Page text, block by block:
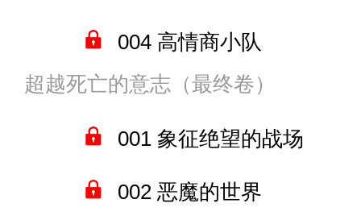
009 学生会长道路前方的阻
004 高情商小队
005 袭杀
006 最强玩家的力量
007 与亚丝娜的“婚后”生活
超越死亡的意志（最终卷）
001 象征绝望的战场
002 恶魔的世界